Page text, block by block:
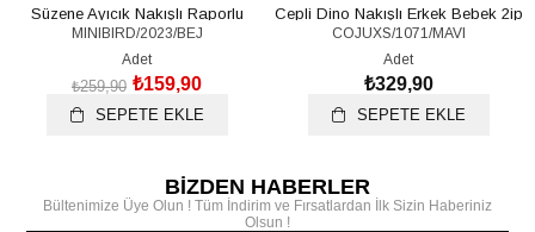
Süzene Ayıcık Nakışlı Raporlu
Çıtçıtlı Badili Erkek Bebek 3lü
Takım 0-3/3-6/6-9 Ay
MINIBIRD/2023/BEJ
Adet
₺159,90
₺259,90
SEPETE EKLE
Cepli Dino Nakışlı Erkek Bebek 2ip
Takım 6-9/9-12/12-18/18-24 Ay
COJUXS/1071/MAVI
Adet
₺329,90
SEPETE EKLE
BİZDEN HABERLER
Bültenimize Üye Olun ! Tüm İndirim ve Fırsatlardan İlk Sizin Haberiniz
Olsun !